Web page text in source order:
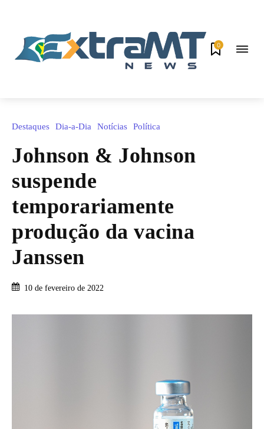
0
Destaques Dia-a-Dia Notícias Política
Johnson & Johnson
suspende
temporariamente
produção da vacina
Janssen
10 de fevereiro de 2022